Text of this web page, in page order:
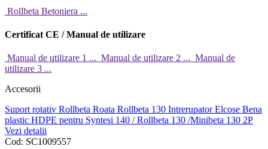
Rollbeta Betoniera ...
Certificat CE / Manual de utilizare
Manual de utilizare 1 ... Manual de utilizare 2 ... Manual de
utilizare 3 ...
Accesorii
Suport rotativ Rollbeta Roata Rollbeta 130 Intrerupator Elcose Bena
plastic HDPE pentru Syntesi 140 / Rollbeta 130 /Minibeta 130 2P
Vezi detalii
Cod: SC1009557